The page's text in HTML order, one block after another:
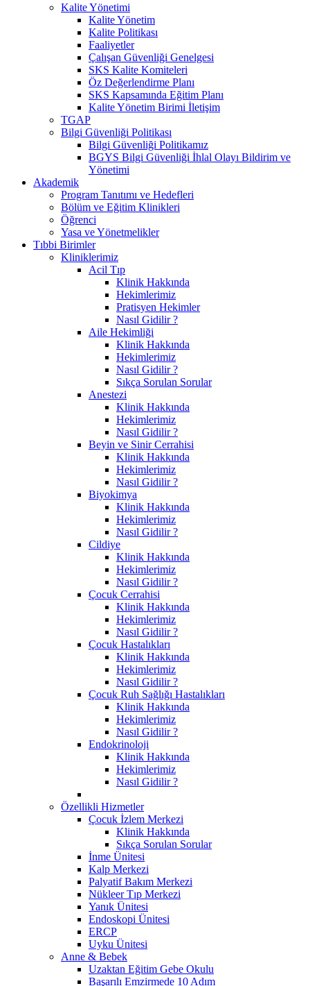
Kalite Yönetimi
Kalite Yönetim
Kalite Politikası
Faaliyetler
Çalışan Güvenliği Genelgesi
SKS Kalite Komiteleri
Öz Değerlendirme Planı
SKS Kapsamında Eğitim Planı
Kalite Yönetim Birimi İletişim
TGAP
Bilgi Güvenliği Politikası
Bilgi Güvenliği Politikamız
BGYS Bilgi Güvenliği İhlal Olayı Bildirim ve
Yönetimi
Akademik
Program Tanıtımı ve Hedefleri
Bölüm ve Eğitim Klinikleri
Öğrenci
Yasa ve Yönetmelikler
Tıbbi Birimler
Kliniklerimiz
Acil Tıp
Klinik Hakkında
Hekimlerimiz
Pratisyen Hekimler
Nasıl Gidilir ?
Aile Hekimliği
Klinik Hakkında
Hekimlerimiz
Nasıl Gidilir ?
Sıkça Sorulan Sorular
Anestezi
Klinik Hakkında
Hekimlerimiz
Nasıl Gidilir ?
Beyin ve Sinir Cerrahisi
Klinik Hakkında
Hekimlerimiz
Nasıl Gidilir ?
Biyokimya
Klinik Hakkında
Hekimlerimiz
Nasıl Gidilir ?
Cildiye
Klinik Hakkında
Hekimlerimiz
Nasıl Gidilir ?
Çocuk Cerrahisi
Klinik Hakkında
Hekimlerimiz
Nasıl Gidilir ?
Çocuk Hastalıkları
Klinik Hakkında
Hekimlerimiz
Nasıl Gidilir ?
Çocuk Ruh Sağlığı Hastalıkları
Klinik Hakkında
Hekimlerimiz
Nasıl Gidilir ?
Endokrinoloji
Klinik Hakkında
Hekimlerimiz
Nasıl Gidilir ?
Özellikli Hizmetler
Çocuk İzlem Merkezi
Klinik Hakkında
Sıkça Sorulan Sorular
İnme Ünitesi
Kalp Merkezi
Palyatif Bakım Merkezi
Nükleer Tıp Merkezi
Yanık Ünitesi
Endoskopi Ünitesi
ERCP
Uyku Ünitesi
Anne & Bebek
Uzaktan Eğitim Gebe Okulu
Başarılı Emzirmede 10 Adım